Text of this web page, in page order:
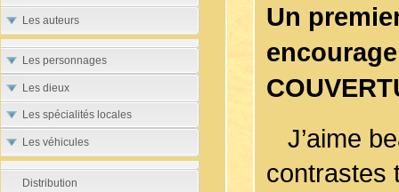
Les auteurs
Les personnages
Les dieux
Les spécialités locales
Les véhicules
Distribution
Un
J’aime
contrastes